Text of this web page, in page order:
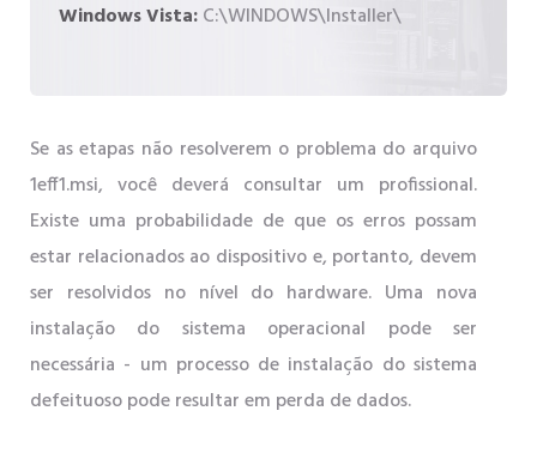
Windows Vista:C:\WINDOWS\Installer\
Se as etapas não resolverem o problema do arquivo
1eff1.msi, você deverá consultar um profissional.
Existe uma probabilidade de que os erros possam
estar relacionados ao dispositivo e, portanto, devem
ser resolvidos no nível do hardware. Uma nova
instalação do sistema operacional pode ser
necessária - um processo de instalação do sistema
defeituoso pode resultar em perda de dados.